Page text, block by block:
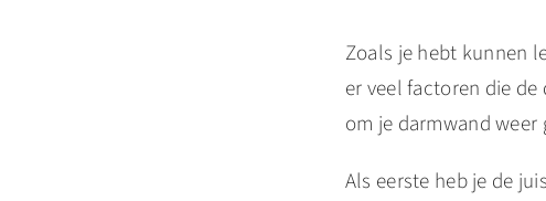
Zoals je hebt kunnen
er veel factoren die
om je darmwand
Als eerste heb je de